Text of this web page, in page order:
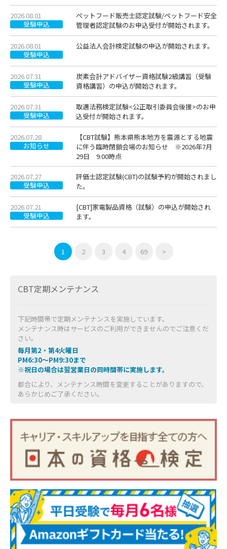
2026.08.01
受験申込
ペットフード販売士認定試験/ペットフード安全
管理者認定試験のお申込受付が開始されます。
2026.08.01
受験申込
公益法人会計検定試験の申込が開始されます。
2026.07.31
受験申込
炭素会計アドバイザー資格試験2級講習（受験
資格講習）の申込が開始されます。
2026.07.31
受験申込
取適法務検定試験<公正取引委員会後援>のお申
込受付が開始されます。
2026.07.28
お知らせ
【CBT試験】熊本県熊本地方を震源とする地震
に伴う臨時閉鎖会場のお知らせ ※2026年7月
29日 9:00時点
2026.07.27
受験申込
評価士認定試験(CBT)の試験予約が開始されまし
た。
2026.07.21
受験申込
[CBT]家電製品資格（試験）の申込が開始され
ます。
1 2 3 4 69 >
CBT定期メンテナンス
下記時間帯で定期メンテナンスを実施しています。
メンテナンス時はサービスのご利用ができませんのでご注意くだ
さい。
毎月第2・第4火曜日
PM6:30～PM9:30まで
※祝日の場合は翌営業日の同時間帯に実施します。
都合により、メンテナンス時間を変更することがありますので、
あらかじめご了承ください。